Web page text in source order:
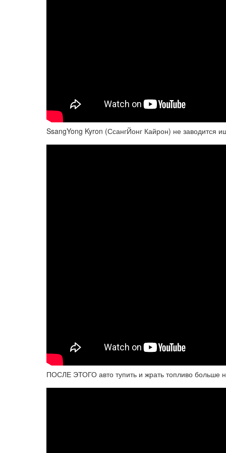
SsangYong Kyron (СсангЙонг Кайрон) не заводится
ПОСЛЕ ЭТОГО авто тупить и жрать топливо больше